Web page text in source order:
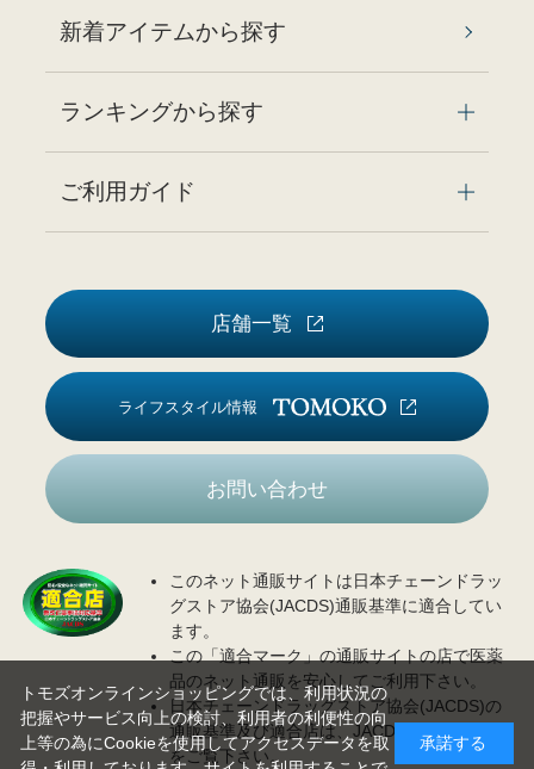
新着アイテムから探す
ランキングから探す
ご利用ガイド
店舗一覧
ライフスタイル情報
お問い合わせ
このネット通販サイトは日本チェーンドラッ
グストア協会(JACDS)通販基準に適合してい
ます。
この「適合マーク」の通販サイトの店で医薬
品のネット通販を安心してご利用下さい。
日本チェーンドラッグストア協会(JACDS)の
通販基準及び適合店は、JACDS
ホームページ
をご覧下さい。
トモズオンラインショッピングでは、利用状況の
把握やサービス向上の検討、利用者の利便性の向
上等の為にCookieを使用してアクセスデータを取
承諾する